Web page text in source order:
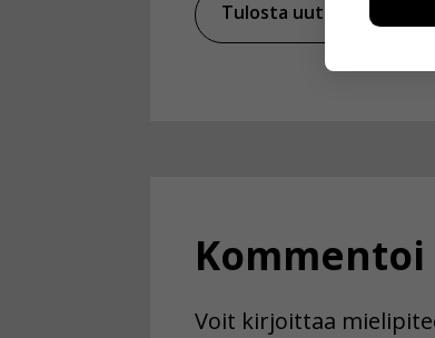
Tulosta uutinen
Kommentoi
Voit kirjoittaa